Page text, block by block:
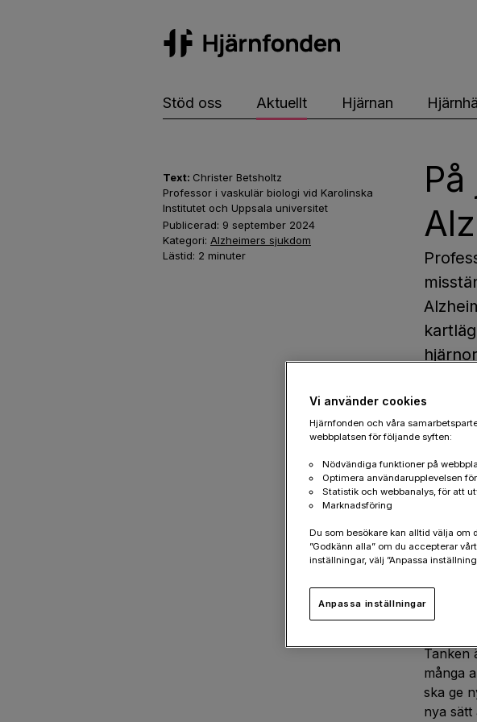
Stöd oss Aktuellt Hjärnan
Text: Christer Betsholtz
Professor i vaskulär biologi vid Karolinska
Institutet och Uppsala universitet
Publicerad: 9 september 2024
Kategori: Alzheimers sjukdom
Lästid: 2 minuter
kärlen i
från att
Min
bakom
Målet
friska
Tanken
många
ska ge
nya sätt
Vi använder cookies
Hjärnfonden och våra
webbplatsen för följande syften:
Nödvändiga funktioner på
Optimera användarupplevelsen
Statistik och webbanalys, för att
Marknadsföring
Du som besökare kan alltid välja om
”Godkänn alla” om du accepterar
inställningar, välj ”Anpassa
Anpassa inställningar